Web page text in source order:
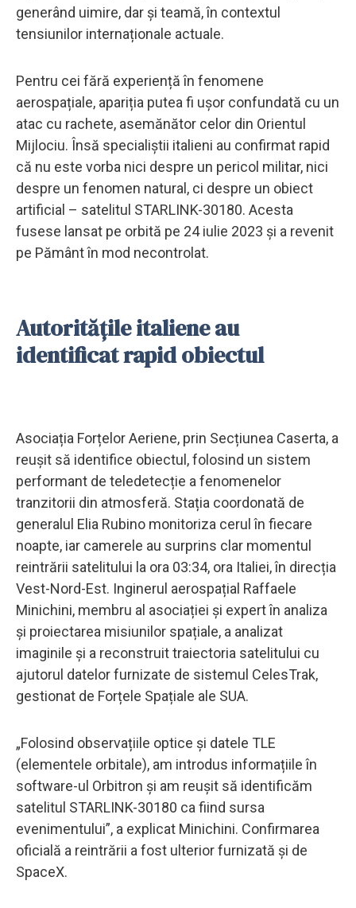
generând uimire, dar și teamă, în contextul
tensiunilor internaționale actuale.
Pentru cei fără experiență în fenomene
aerospațiale, apariția putea fi ușor confundată cu un
atac cu rachete, asemănător celor din Orientul
Mijlociu. Însă specialiștii italieni au confirmat rapid
că nu este vorba nici despre un pericol militar, nici
despre un fenomen natural, ci despre un obiect
artificial – satelitul STARLINK-30180. Acesta
fusese lansat pe orbită pe 24 iulie 2023 și a revenit
pe Pământ în mod necontrolat.
Autoritățile italiene au
identificat rapid obiectul
Asociația Forțelor Aeriene, prin Secțiunea Caserta, a
reușit să identifice obiectul, folosind un sistem
performant de teledetecție a fenomenelor
tranzitorii din atmosferă. Stația coordonată de
generalul Elia Rubino monitoriza cerul în fiecare
noapte, iar camerele au surprins clar momentul
reintrării satelitului la ora 03:34, ora Italiei, în direcția
Vest-Nord-Est. Inginerul aerospațial Raffaele
Minichini, membru al asociației și expert în analiza
și proiectarea misiunilor spațiale, a analizat
imaginile și a reconstruit traiectoria satelitului cu
ajutorul datelor furnizate de sistemul CelesTrak,
gestionat de Forțele Spațiale ale SUA.
„Folosind observațiile optice și datele TLE
(elementele orbitale), am introdus informațiile în
software-ul Orbitron și am reușit să identificăm
satelitul STARLINK-30180 ca fiind sursa
evenimentului”, a explicat Minichini. Confirmarea
oficială a reintrării a fost ulterior furnizată și de
SpaceX.